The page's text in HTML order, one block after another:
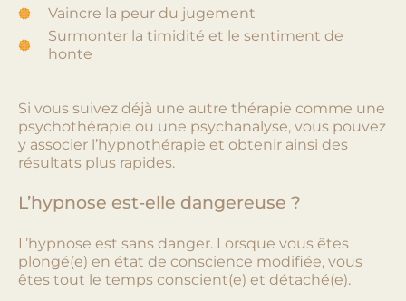
Vaincre la peur du jugement
Surmonter la timidité et le sentiment de
honte
Si vous suivez déjà une autre thérapie comme une
psychothérapie ou une psychanalyse, vous pouvez
y associer l’hypnothérapie et obtenir ainsi des
résultats plus rapides.
L’hypnose est-elle dangereuse ?
L’hypnose est sans danger. Lorsque vous êtes
plongé(e) en état de conscience modifiée, vous
êtes tout le temps conscient(e) et détaché(e).